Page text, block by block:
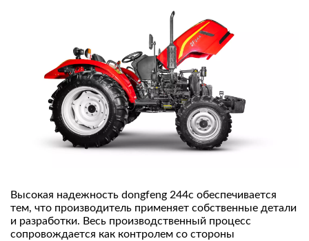
Высокая надежность dongfeng 244c обеспечивается
тем, что производитель применяет собственные детали
и разработки. Весь производственный процесс
сопровождается как контролем со стороны